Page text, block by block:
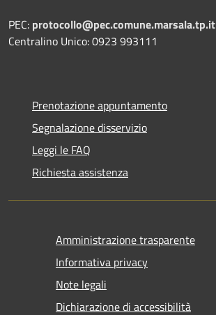
PEC: protocollo@pec.comune.marsala.tp.it
Centralino Unico: 0923 993111
Prenotazione appuntamento
Segnalazione disservizio
Leggi le FAQ
Richiesta assistenza
Amministrazione trasparente
Informativa privacy
Note legali
Dichiarazione di accessibilità